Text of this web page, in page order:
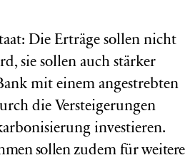
Die Erträge sollen nicht
sie sollen auch stärker
mit einem angestrebten
die Versteigerungen
investieren.
sollenzudemfür weitere